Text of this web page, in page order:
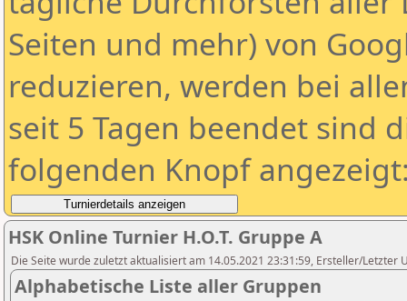
Seiten und mehr) von
reduzieren, werden bei
seit 5 Tagen beendet sind
folgenden Knopf
HSK Online Turnier H.O.T. Gruppe A
Die Seite wurde zuletzt aktualisiert am 14.05.2021 23:31:59, Ersteller/Letzter
Alphabetische Liste aller Gruppen